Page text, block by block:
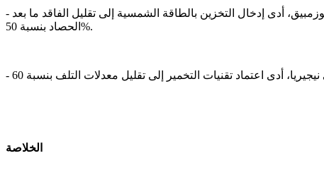
أدى إدخال التخزين بالطاقة الشمسية إلى تقليل الفاقد ما بعد
الحصاد بنسبة 50%.
الخلاصة